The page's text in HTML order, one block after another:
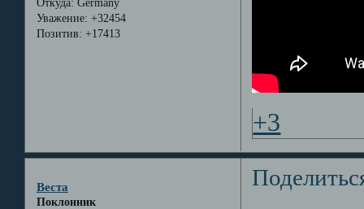
Откуда: Germany
Уважение: +32454
Позитив: +17413
+3
Веста
Поклонник